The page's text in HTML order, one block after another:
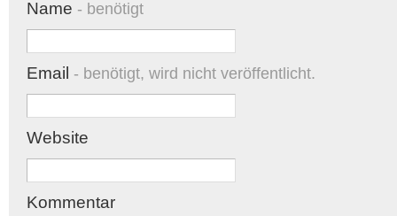
Name - benötigt
Email - benötigt, wird nicht veröffentlicht.
Website
Kommentar